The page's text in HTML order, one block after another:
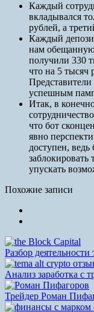
Каждый
вкладывался
рублей, а
Каждый
нам
получили 330
что на 5 тысяч
успешным
Итак, в
что бот
явно
доступен,
заблокировать
упускать
Похожие записи
Разбор
Анализ заработка с
Трейдер Роман